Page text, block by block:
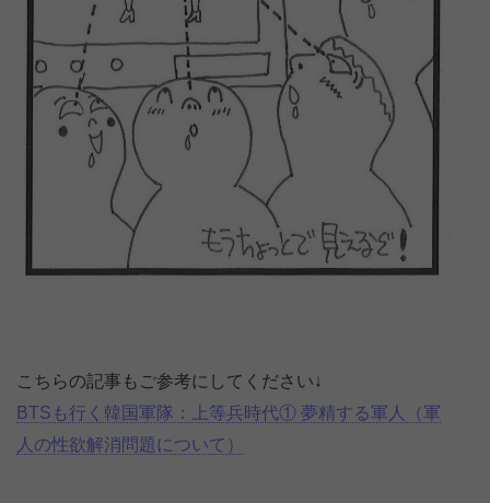
こちらの記事もご参考にしてください↓
BTSも行く韓国軍隊：上等兵時代① 夢精する軍人（軍
人の性欲解消問題について）